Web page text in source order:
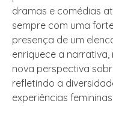
dramas e comédias
sempre com uma
presença de um
enriquece a
nova perspectiva
refletindo a
experiências femininas.